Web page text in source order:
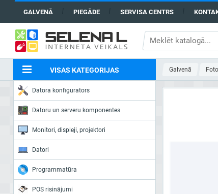
GALVENĀ PIEGĀDE SERVISA CENTRS
VISAS KATEGORIJAS Galvenā
Datora konfigurators
Datoru un serveru komponentes
Monitori, displeji, projektori
Datori
Programmatūra
POS risinājumi